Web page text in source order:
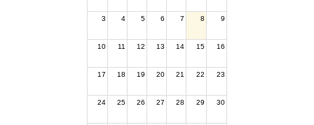
3 4 5 6 7 8 9
10 11 12 13 14 15 16
17 18 19 20 21 22 23
24 25 26 27 28 29 30